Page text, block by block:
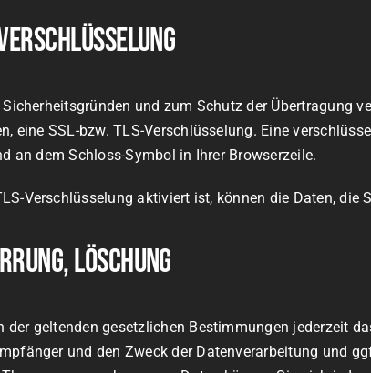
Verschlüsselung
und zum Schutz der Übertragung
eine SSL-bzw. TLS-Verschlüsselung. Eine
an dem Schloss-Symbol in Ihrer Browserzeile.
Verschlüsselung aktiviert ist, können die Daten,
Löschung
der geltenden gesetzlichen Bestimmungen jederzeit
und den Zweck der Datenverarbeitung und